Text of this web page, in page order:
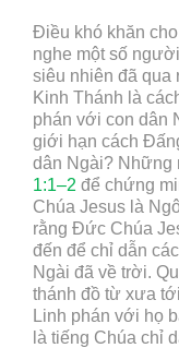
Điều khó khăn
nghe một số
siêu nhiên đã
Kinh Thánh là
phán với con dân
giới hạn cách
dân Ngài?
1:1–2 để chứng
Chúa Jesus là
rằng Đức Chúa
đến để chỉ dẫn
Ngài đã về trời.
thánh đồ từ xưa
Linh phán với họ
là tiếng Chúa chỉ